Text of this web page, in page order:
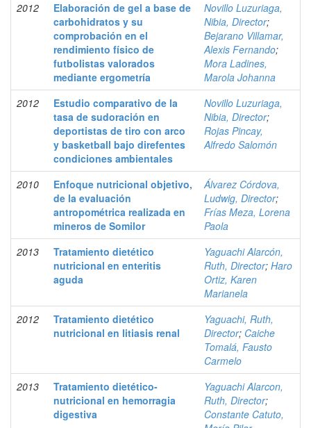
2012
Elaboración de gel a base de
carbohidratos y su
comprobación en el
rendimiento físico de
futbolistas valorados
mediante ergometría
Novillo Luzuriaga,
Nibia, Director;
Bejarano Villamar,
Alexis Fernando;
Mora Ladines,
Marola Johanna
2012
Estudio comparativo de la
tasa de sudoración en
deportistas de tiro con arco
y basketball bajo direfentes
condiciones ambientales
Novillo Luzuriaga,
Nibia, Director;
Rojas Pincay,
Alfredo Salomón
2010
Enfoque nutricional objetivo,
de la evaluación
antropométrica realizada en
mineros de Somilor
Álvarez Córdova,
Ludwig, Director;
Frías Meza, Lorena
Paola
2013
Tratamiento dietético
nutricional en enteritis
aguda
Yaguachi Alarcón,
Ruth, Director; Haro
Ortiz, Karen
Marianela
2012
Tratamiento dietético
nutricional en litiasis renal
Yaguachi, Ruth,
Director; Caiche
Tomalá, Fausto
Carmelo
2013
Tratamiento dietético-
nutricional en hemorragia
digestiva
Yaguachi Alarcon,
Ruth, Director;
Constante Catuto,